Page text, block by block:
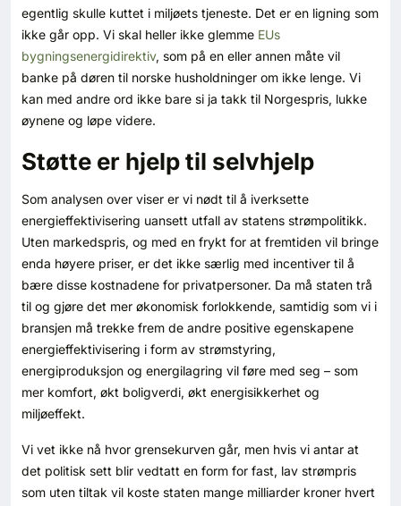
egentlig skulle kuttet i miljøets tjeneste. Det er en ligning som
ikke går opp. Vi skal heller ikke glemme EUs
bygningsenergidirektiv, som på en eller annen måte vil
banke på døren til norske husholdninger om ikke lenge. Vi
kan med andre ord ikke bare si ja takk til Norgespris, lukke
øynene og løpe videre.
Støtte er hjelp til selvhjelp
Som analysen over viser er vi nødt til å iverksette
energieffektivisering uansett utfall av statens strømpolitikk.
Uten markedspris, og med en frykt for at fremtiden vil bringe
enda høyere priser, er det ikke særlig med incentiver til å
bære disse kostnadene for privatpersoner. Da må staten trå
til og gjøre det mer økonomisk forlokkende, samtidig som vi i
bransjen må trekke frem de andre positive egenskapene
energieffektivisering i form av strømstyring,
energiproduksjon og energilagring vil føre med seg – som
mer komfort, økt boligverdi, økt energisikkerhet og
miljøeffekt.
Vi vet ikke nå hvor grensekurven går, men hvis vi antar at
det politisk sett blir vedtatt en form for fast, lav strømpris
som uten tiltak vil koste staten mange milliarder kroner hvert